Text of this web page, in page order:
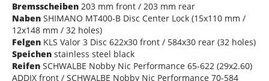
Bremsscheiben 203 mm front / 203 mm rear
Naben SHIMANO MT400-B Disc Center Lock (15x110 mm /
12x148 mm / 32 holes)
Felgen KLS Valor 3 Disc 622x30 front / 584x30 rear (32 holes)
Speichen stainless steel black
Reifen SCHWALBE Nobby Nic Performance 65-622 (29x2.60)
ADDIX front / SCHWALBE Nobby Nic Performance 70-584